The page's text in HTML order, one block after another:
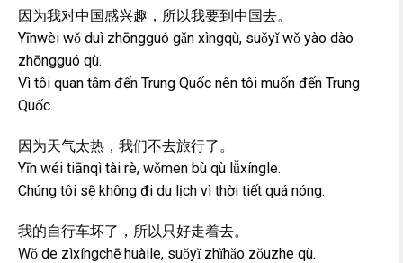
因为我对中国感兴趣，所以我要到中国去。
Yīnwèi wǒ duì zhōngguó gǎn xìngqù, suǒyǐ wǒ yào dào
zhōngguó qù.
Vì tôi quan tâm đến Trung Quốc nên tôi muốn đến Trung
Quốc.
因为天气太热，我们不去旅行了。
Yīn wéi tiānqì tài rè, wǒmen bù qù lǚxíngle.
Chúng tôi sẽ không đi du lịch vì thời tiết quá nóng.
我的自行车坏了，所以只好走着去。
Wǒ de zìxíngchē huàile, suǒyǐ zhǐhǎo zǒuzhe qù.